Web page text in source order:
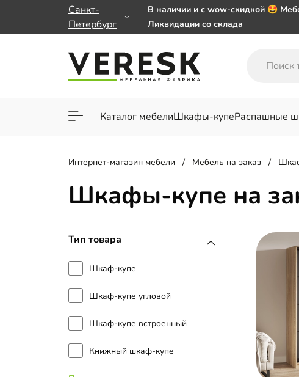
Санкт-
Петербург
В наличии и с wow-скидкой 🤩
Ликвидации со склада
заказе от 50 000 ₽
Важно! Наш Whatsapp переехал на
Каталог мебелиШкафы-купеРаспашные
Для гостиной Для спальни
Интернет-магазин мебели Мебель на заказ
Шкафы-купе на
Тип товара
Шкаф-купе
Шкаф-купе угловой
Шкаф-купе встроенный
Книжный шкаф-купе